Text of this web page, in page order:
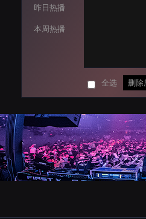
昨日热播
本周热播
全选 删除